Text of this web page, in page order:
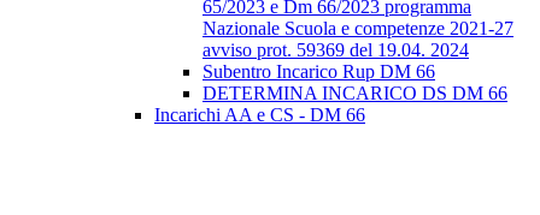
65/2023 e Dm 66/2023 programma
Nazionale Scuola e competenze 2021-27
avviso prot. 59369 del 19.04. 2024
Subentro Incarico Rup DM 66
DETERMINA INCARICO DS DM 66
Incarichi AA e CS - DM 66